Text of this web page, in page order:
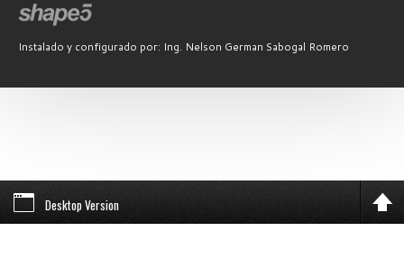
Instalado y configurado por: Ing. Nelson German Sabogal Romero
Desktop Version